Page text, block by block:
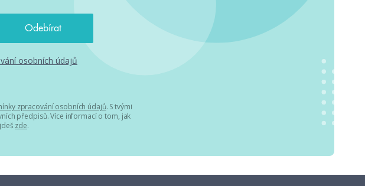
osobních údajů
zpracování osobních údajů. S tvými
předpisů. Více informací o tom, jak
zde.